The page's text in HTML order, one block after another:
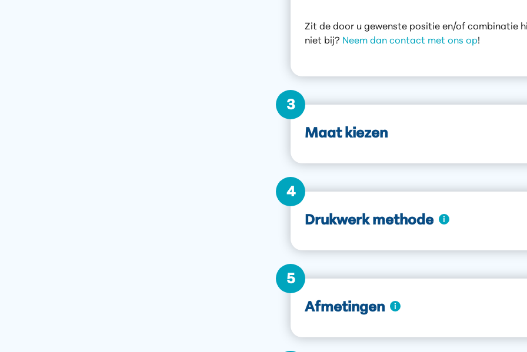
Zit de door u gewenste positie en/of combinatie
niet bij? Neem dan contact met ons op!
3
Maat kiezen
4
Drukwerk methode
5
Afmetingen